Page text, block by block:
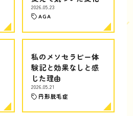
2026.05.23
AGA
私のメソセラピー体
験記と効果なしと感
じた理由
2026.05.21
円形脱毛症